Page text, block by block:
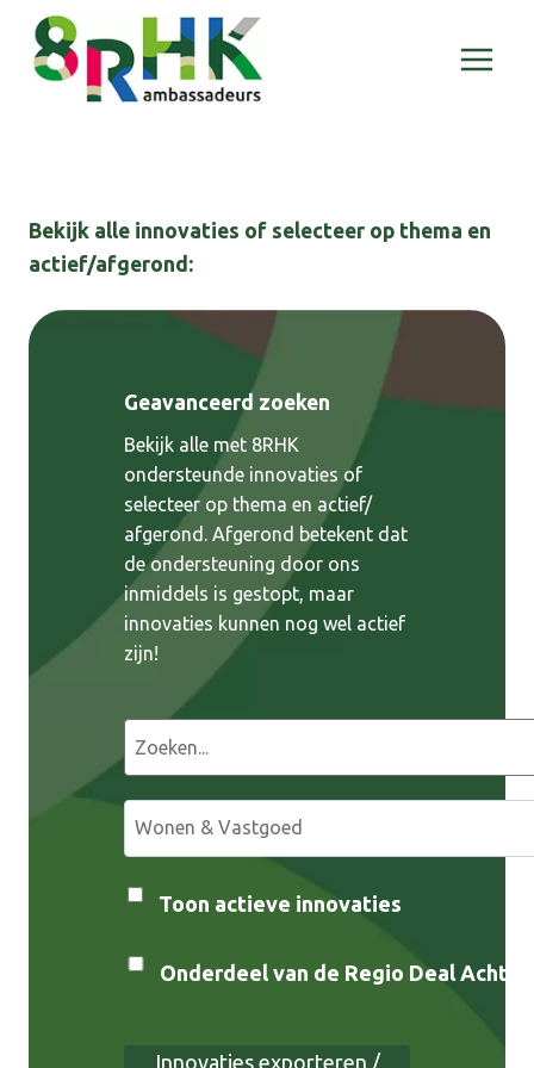
Doorgaan
naar
inhoud
Bekijk alle innovaties of selecteer op thema en
actief/afgerond:
Geavanceerd zoeken
Bekijk alle met 8RHK
ondersteunde innovaties of
selecteer op thema en actief/
afgerond. Afgerond betekent dat
de ondersteuning door ons
inmiddels is gestopt, maar
innovaties kunnen nog wel actief
zijn!
o
e
e
t
Toon actieve innovaties
Onderdeel van de Regio Deal
Innovaties exporteren /